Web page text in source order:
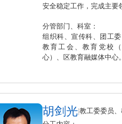
安全稳定工作，完成主要
分管部门、科室：
组织科、宣传科、团工委
教育工会、教育党校
心）、区教育融媒体中心。
胡剑光|教工委委员